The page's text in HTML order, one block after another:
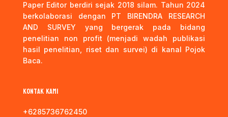
Paper Editor berdiri sejak 2018 silam. Tahun 2024
berkolaborasi dengan PT BIRENDRA RESEARCH
AND SURVEY yang bergerak pada bidang
penelitian non profit (menjadi wadah publikasi
hasil penelitian, riset dan survei) di kanal Pojok
Baca.
Kontak kami
+6285736762450